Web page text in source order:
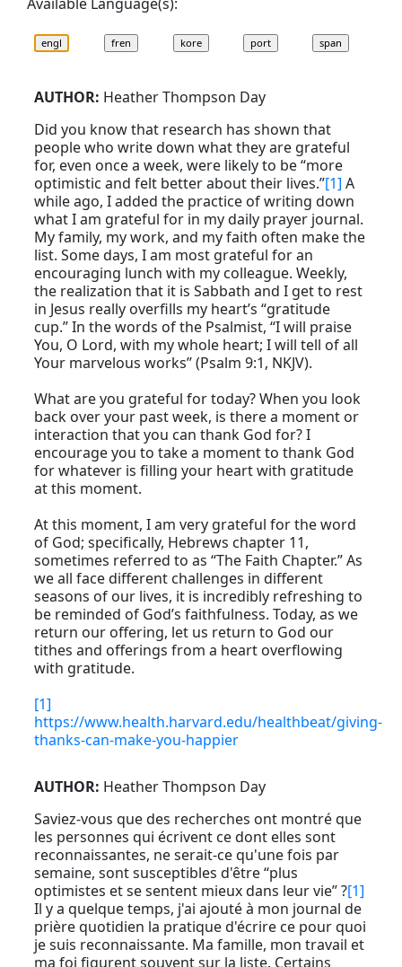
Available Language(s):
AUTHOR: Heather Thompson Day
Did you know that research has shown that
people who write down what they are grateful
for, even once a week, were likely to be “more
optimistic and felt better about their lives.”[1] A
while ago, I added the practice of writing down
what I am grateful for in my daily prayer journal.
My family, my work, and my faith often make the
list. Some days, I am most grateful for an
encouraging lunch with my colleague. Weekly,
the realization that it is Sabbath and I get to rest
in Jesus really overfills my heart’s “gratitude
cup.” In the words of the Psalmist, “I will praise
You, O Lord, with my whole heart; I will tell of all
Your marvelous works” (Psalm 9:1, NKJV).
What are you grateful for today? When you look
back over your past week, is there a moment or
interaction that you can thank God for? I
encourage you to take a moment to thank God
for whatever is filling your heart with gratitude
at this moment.
At this moment, I am very grateful for the word
of God; specifically, Hebrews chapter 11,
sometimes referred to as “The Faith Chapter.” As
we all face different challenges in different
seasons of our lives, it is incredibly refreshing to
be reminded of God’s faithfulness. Today, as we
return our offering, let us return to God our
tithes and offerings from a heart overflowing
with gratitude.
[1]
https://www.health.harvard.edu/healthbeat/giving-
thanks-can-make-you-happier
AUTHOR: Heather Thompson Day
Saviez-vous que des recherches ont montré que
les personnes qui écrivent ce dont elles sont
reconnaissantes, ne serait-ce qu'une fois par
semaine, sont susceptibles d'être “plus
optimistes et se sentent mieux dans leur vie” ?[1]
Il y a quelque temps, j'ai ajouté à mon journal de
prière quotidien la pratique d'écrire ce pour quoi
je suis reconnaissante. Ma famille, mon travail et
ma foi figurent souvent sur la liste. Certains